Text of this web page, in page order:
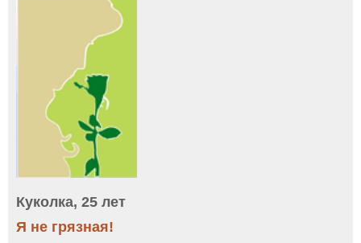
Куколка, 25 лет
Я не грязная!